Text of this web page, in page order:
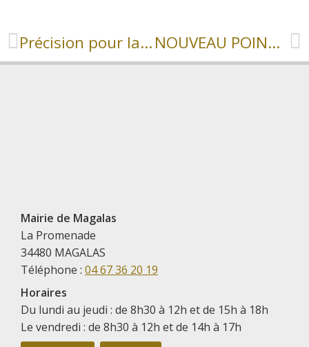
Précision pour la fermeture de la patinoire NOUVEAU POINT-TRI AVENUE DU STADE
Mairie de Magalas
La Promenade
34480 MAGALAS
Téléphone : 04 67 36 20 19
Horaires
Du lundi au jeudi : de 8h30 à 12h et de 15h à 18h
Le vendredi : de 8h30 à 12h et de 14h à 17h